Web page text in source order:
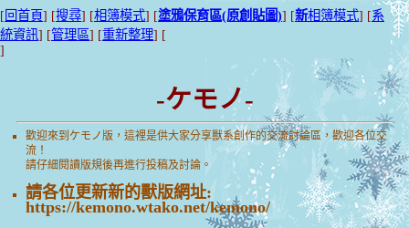
[ 回首頁] [搜尋] [相簿模式] [塗鴉保育區(原創貼圖)] [新相簿模式] [系
統資訊] [管理區] [重新整理] [
]
-ケモノ-
歡迎來到ケモノ版，這裡是供大家分享獸系創作的交流討論區，歡迎各位交
流！
請仔細閱讀版規後再進行投稿及討論。
請各位更新新的獸版網址:
https://kemono.wtako.net/kemono/